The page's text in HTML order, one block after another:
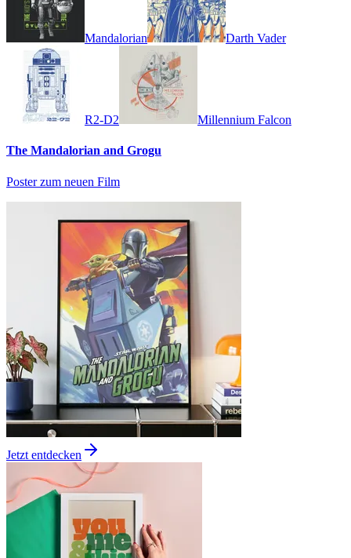
Mandalorian Darth Vader
R2-D2 Millennium Falcon
The Mandalorian and Grogu
Poster zum neuen Film
Jetzt entdecken